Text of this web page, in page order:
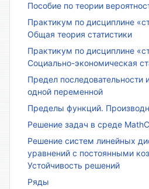
Пособие по теории
Практикум по дисциплине
Общая теория статистики
Практикум по дисциплине
Социально-экономическая
Предел последовательности
одной переменной
Пределы функций.
Решение задач в среде
Решение систем линейных
уравнений с постоянными
Устойчивость решений
Ряды